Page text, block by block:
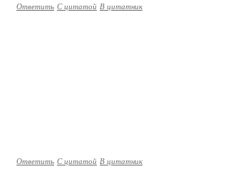
Ответить С цитатой В цитатник
Ответить С цитатой В цитатник